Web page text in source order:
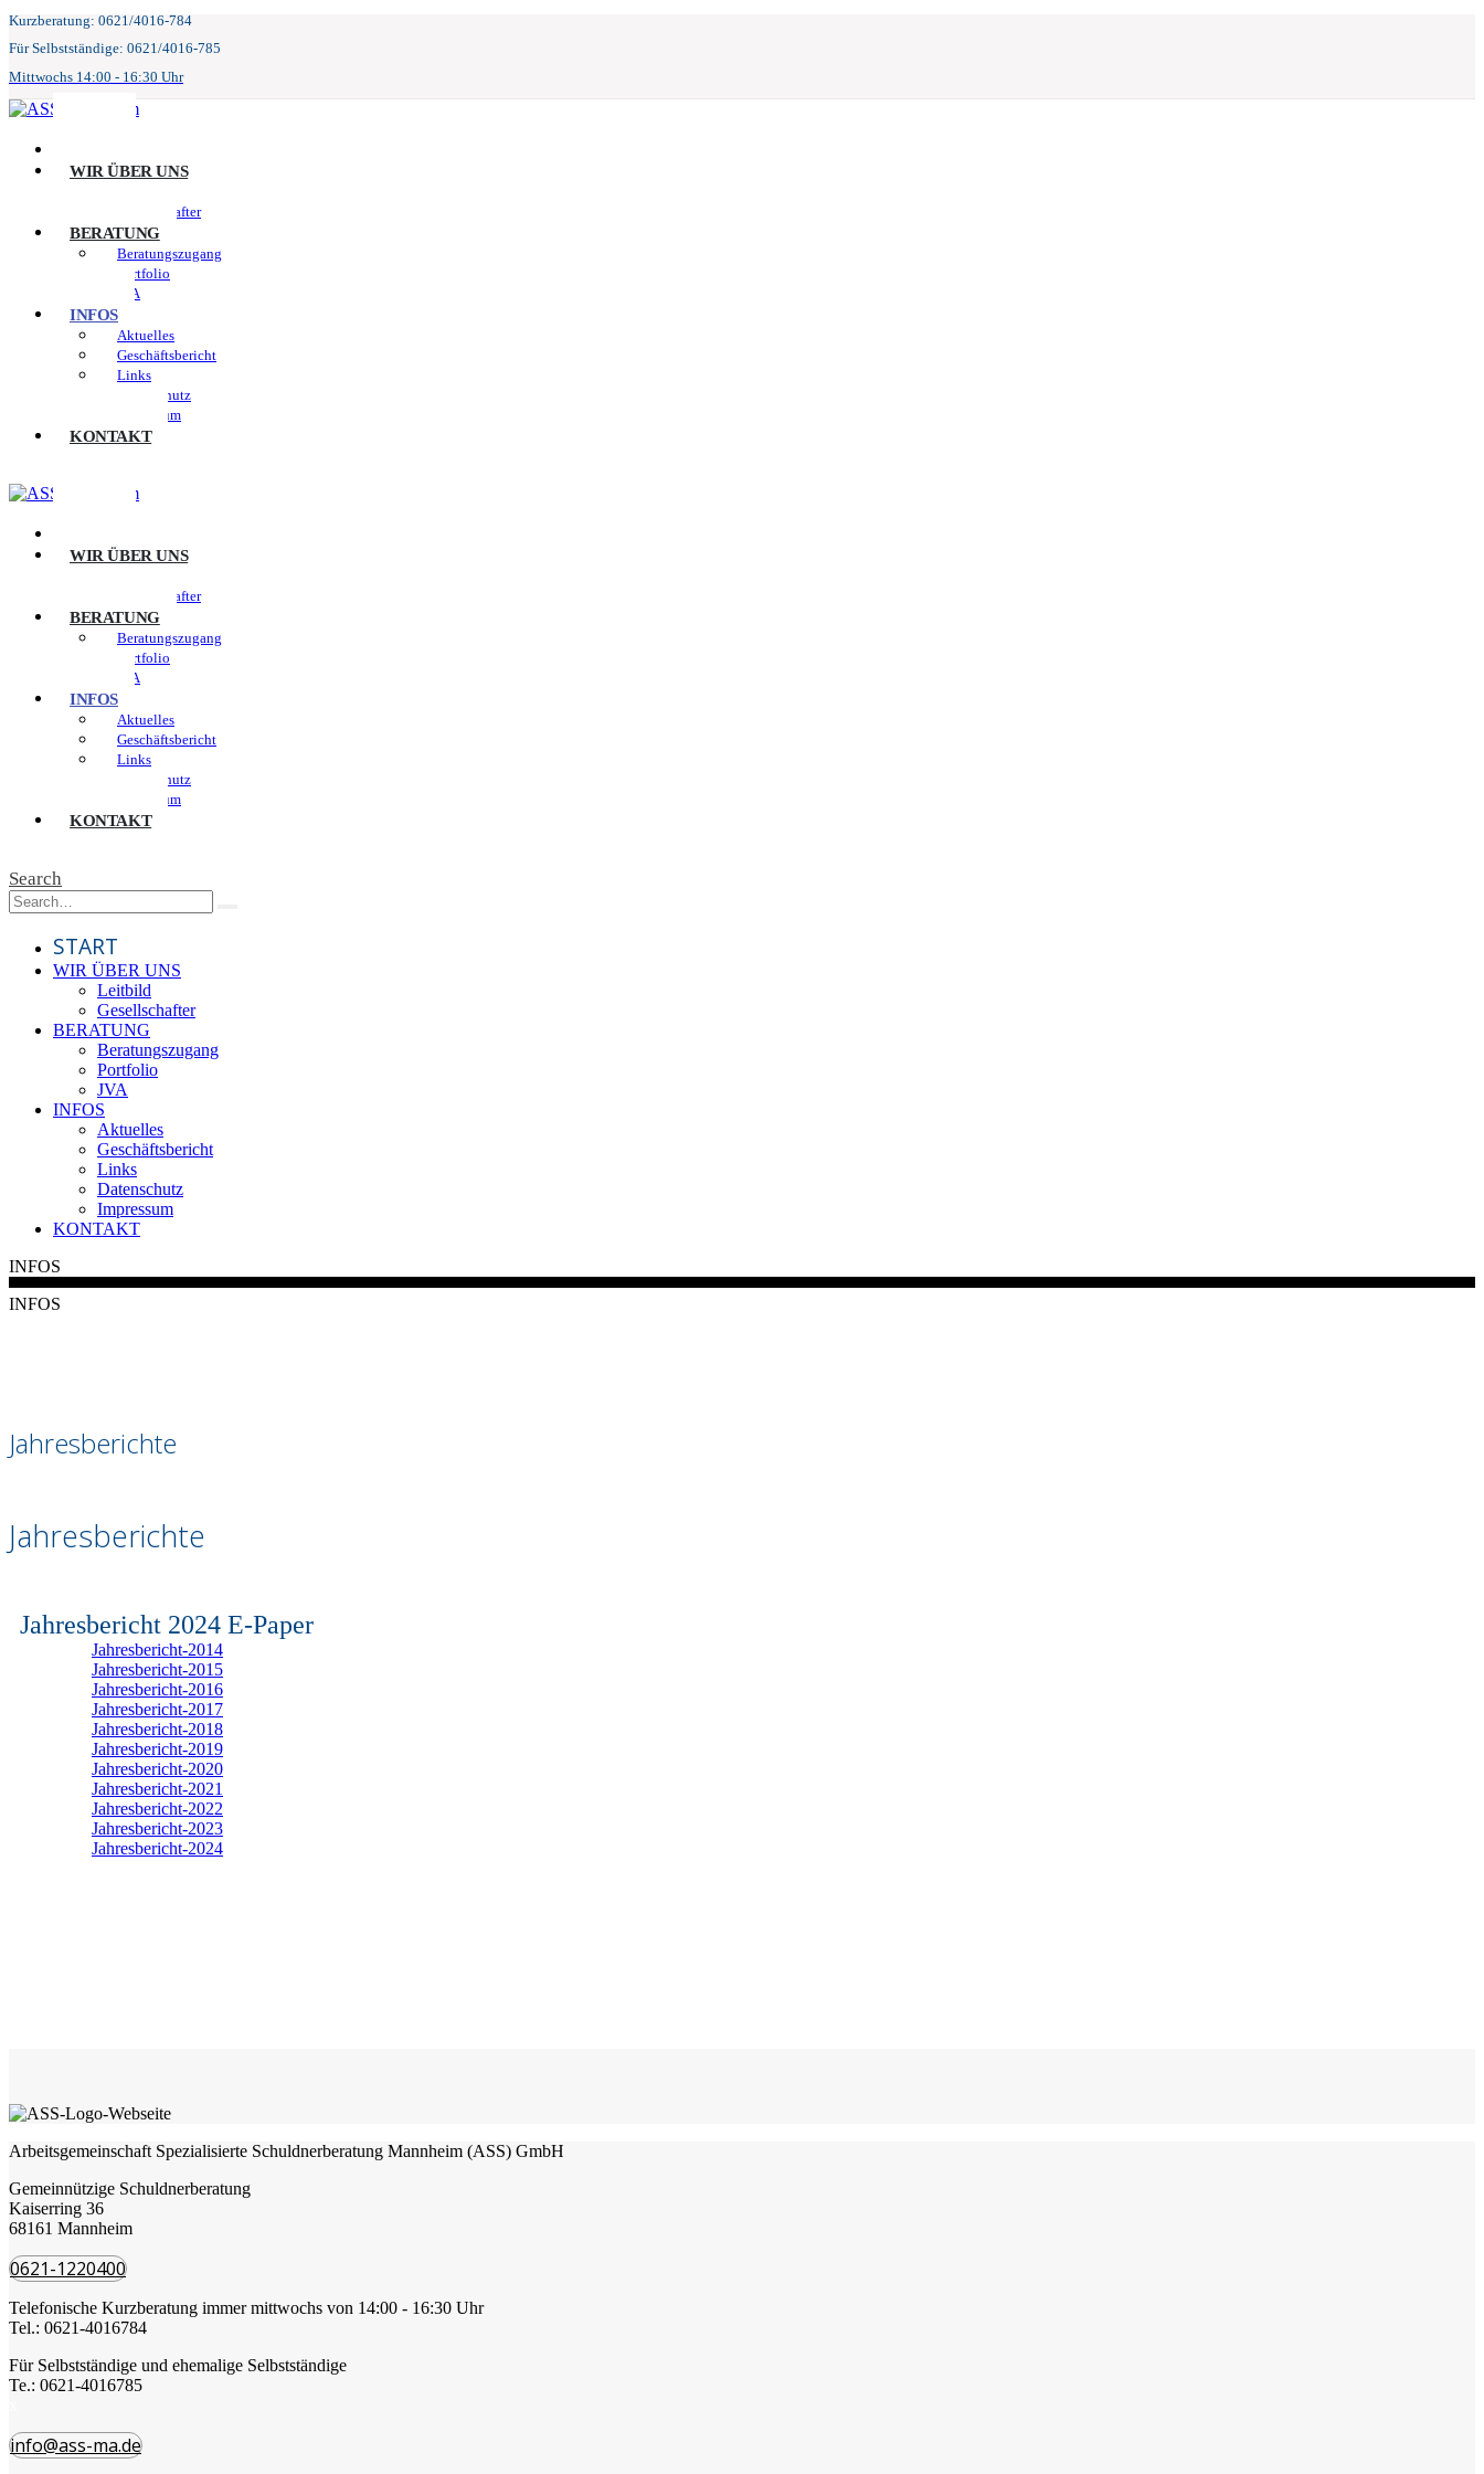
Kurzberatung: 0621/4016-784
Für Selbstständige: 0621/4016-785
Mittwochs 14:00 - 16:30 Uhr
WIR ÜBER UNS
Gesellschafter
BERATUNG
Beratungszugang
Portfolio
JVA
INFOS
Aktuelles
Geschäftsbericht
Links
Datenschutz
Impressum
KONTAKT
WIR ÜBER UNS
Gesellschafter
BERATUNG
Beratungszugang
Portfolio
JVA
INFOS
Aktuelles
Geschäftsbericht
Links
Datenschutz
Impressum
KONTAKT
Search
START
WIR ÜBER UNS
Leitbild
Gesellschafter
BERATUNG
Beratungszugang
Portfolio
JVA
INFOS
Aktuelles
Geschäftsbericht
Links
Datenschutz
Impressum
KONTAKT
INFOS
INFOS
Jahresberichte
Jahresberichte
Jahresbericht 2024 E-Paper
Jahresbericht-2014
Jahresbericht-2015
Jahresbericht-2016
Jahresbericht-2017
Jahresbericht-2018
Jahresbericht-2019
Jahresbericht-2020
Jahresbericht-2021
Jahresbericht-2022
Jahresbericht-2023
Jahresbericht-2024
Arbeitsgemeinschaft Spezialisierte Schuldnerberatung Mannheim (ASS) GmbH
Gemeinnützige Schuldnerberatung
Kaiserring 36
68161 Mannheim
0621-1220400
Telefonische Kurzberatung immer mittwochs von 14:00 - 16:30 Uhr
Tel.: 0621-4016784
Für Selbstständige und ehemalige Selbstständige
Te.: 0621-4016785
info@ass-ma.de